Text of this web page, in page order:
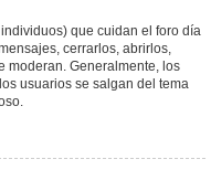
que cuidan el foro día
cerrarlos, abrirlos,
moderan. Generalmente, los
usuarios se salgan del tema